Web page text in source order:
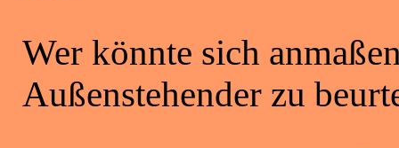
Wer könnte sich
Außenstehender zu